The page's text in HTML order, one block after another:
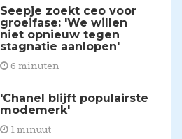
Seepje zoekt ceo voor
groeifase: 'We willen
niet opnieuw tegen
stagnatie aanlopen'
6 minuten
'Chanel blijft populairste
modemerk'
1 minuut